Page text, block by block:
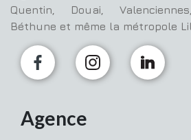
Quentin, Douai,
Béthune et même la métropole
Agence